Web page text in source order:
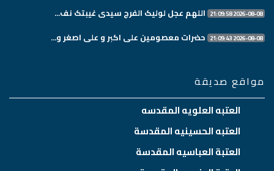
2026-08-08 21:09:58 اللهم عجل لولیک الفرج سیدی غیبتک نف...
2026-08-08 21:09:43 حضرات معصومین علی اکبر و علی اصغر و...
مواقع صديقة
العتبه العلويه المقدسه
العتبه الحسينيه المقدسة
العتبة العباسيه المقدسة